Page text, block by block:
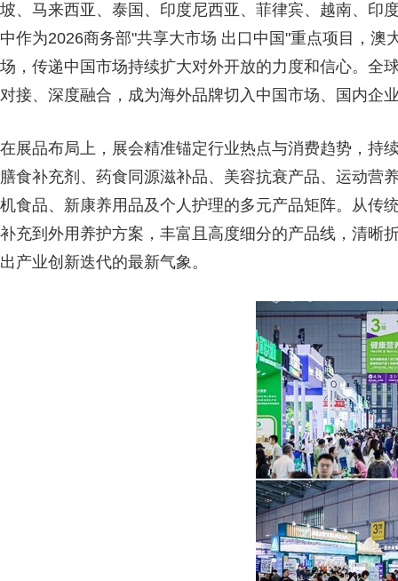
坡、马来西亚、泰国、印度尼西亚、菲律宾、越南、印
中作为2026商务部"共享大市场 出口中国"重点项目，
场，传递中国市场持续扩大对外开放的力度和信心。全
对接、深度融合，成为海外品牌切入中国市场、国内企
在展品布局上，展会精准锚定行业热点与消费趋势，持
膳食补充剂、药食同源滋补品、美容抗衰产品、运动营
机食品、新康养用品及个人护理的多元产品矩阵。从传
补充到外用养护方案，丰富且高度细分的产品线，清晰
出产业创新迭代的最新气象。